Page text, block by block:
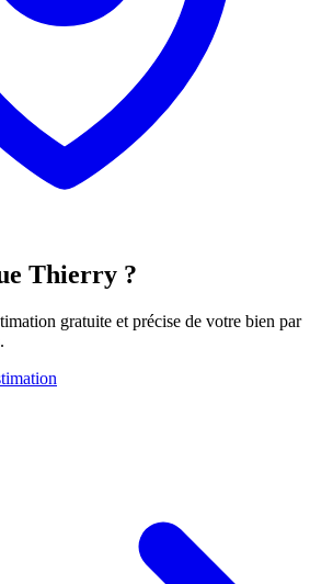
Thierry ?
gratuite et précise de votre bien par